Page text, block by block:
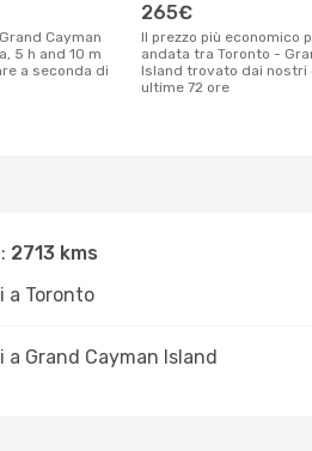
5 h and 10 m
a seconda di
265€
Il prezzo più economico per un volo solo
andata tra Toronto -
Island trovato dai nostri
ultime 72 ore
2713 kms
a Toronto
a Grand Cayman Island